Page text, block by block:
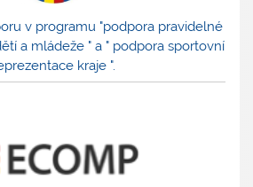
v programu "podpora pravidelné
a mládeže " a " podpora sportovní
kraje ".